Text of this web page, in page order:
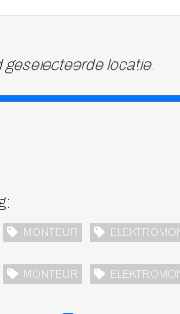
geselecteerde locatie.
MONTEUR
MONTEUR